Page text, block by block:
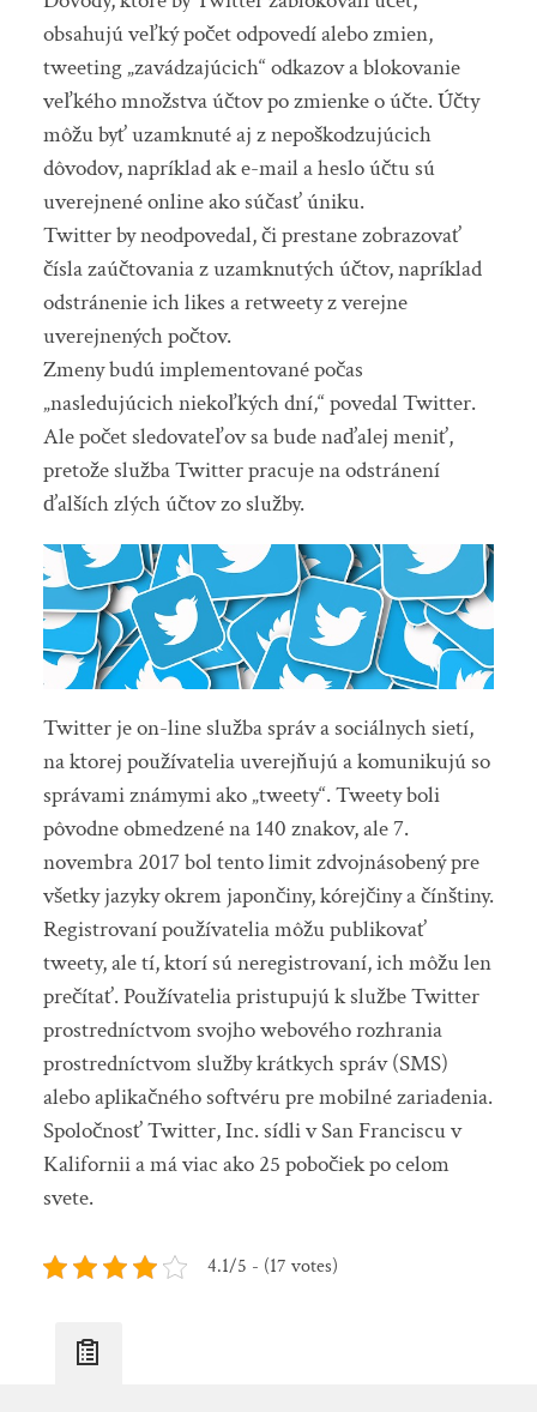
obsahujú veľký počet odpovedí alebo zmien,
tweeting „zavádzajúcich“ odkazov a blokovanie
veľkého množstva účtov po zmienke o účte. Účty
môžu byť uzamknuté aj z nepoškodzujúcich
dôvodov, napríklad ak e-mail a heslo účtu sú
uverejnené online ako súčasť úniku.
Twitter by neodpovedal, či prestane zobrazovať
čísla zaúčtovania z uzamknutých účtov, napríklad
odstránenie ich likes a retweety z verejne
uverejnených počtov.
Zmeny budú implementované počas
„nasledujúcich niekoľkých dní,“ povedal Twitter.
Ale počet sledovateľov sa bude naďalej meniť,
pretože služba Twitter pracuje na odstránení
ďalších zlých účtov zo služby.
Twitter je on-line služba správ a sociálnych sietí,
na ktorej používatelia uverejňujú a komunikujú so
správami známymi ako „tweety“. Tweety boli
pôvodne obmedzené na 140 znakov, ale 7.
novembra 2017 bol tento limit zdvojnásobený pre
všetky jazyky okrem japončiny, kórejčiny a čínštiny.
Registrovaní používatelia môžu publikovať
tweety, ale tí, ktorí sú neregistrovaní, ich môžu len
prečítať. Používatelia pristupujú k službe Twitter
prostredníctvom svojho webového rozhrania
prostredníctvom služby krátkych správ (SMS)
alebo aplikačného softvéru pre mobilné zariadenia.
Spoločnosť Twitter, Inc. sídli v San Franciscu v
Kalifornii a má viac ako 25 pobočiek po celom
svete.
4.1/5 - (17 votes)